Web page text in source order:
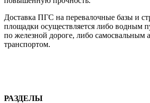
Доставка ПГС на перевалочные базы и
площадки осуществляется либо водным
по железной дороге, либо самосвальным
транспортом.
РАЗДЕЛЫ